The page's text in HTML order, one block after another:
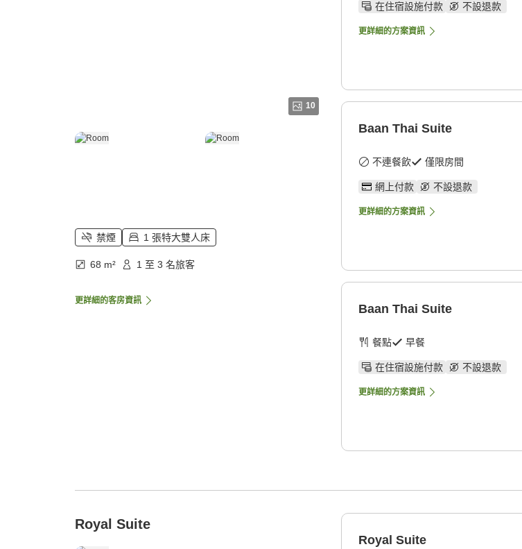
10
禁煙 1 張特大雙人床
68 m² 1 至 3 名旅客
更詳細的客房資訊
在住宿設施付款 不設退款
更詳細的方案資訊
Baan Thai Suite
不連餐飲 僅限房間
網上付款 不設退款
更詳細的方案資訊
Baan Thai Suite
餐點 早餐
在住宿設施付款 不設退款
更詳細的方案資訊
Royal Suite
Royal Suite